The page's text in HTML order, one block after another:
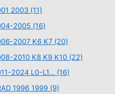
2003 (11)
2005 (16)
2007 K6 K7 (20)
2010 K8 K9 K10 (22)
2024 L0-L1… (16)
1996 1999 (9)